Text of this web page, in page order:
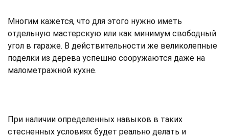
Многим кажется, что для этого нужно иметь
отдельную мастерскую или как минимум свободный
угол в гараже. В действительности же великолепные
поделки из дерева успешно сооружаются даже на
малометражной кухне.
При наличии определенных навыков в таких
стесненных условиях будет реально делать и